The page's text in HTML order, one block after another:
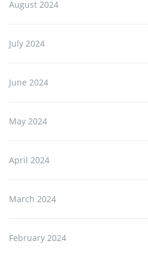
August 2024
July 2024
June 2024
May 2024
April 2024
March 2024
February 2024